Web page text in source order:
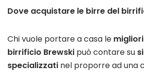
Dove acquistare le birre del
Chi vuole portare a casa le
birrificio Brewski può contare su
specializzati nel proporre ad una